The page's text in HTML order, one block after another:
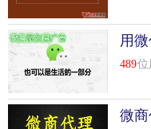
用
技巧
489位
微